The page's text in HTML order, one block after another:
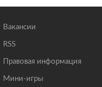
Вакансии
RSS
Правовая информация
Мини-игры